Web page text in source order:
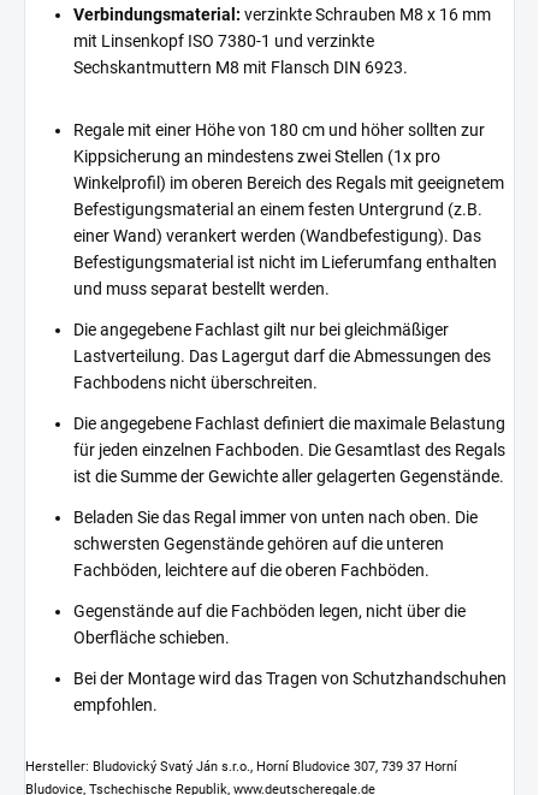
Verbindungsmaterial: verzinkte Schrauben M8 x 16 mm
mit Linsenkopf ISO 7380-1 und verzinkte
Sechskantmuttern M8 mit Flansch DIN 6923.
Regale mit einer Höhe von 180 cm und höher sollten zur
Kippsicherung an mindestens zwei Stellen (1x pro
Winkelprofil) im oberen Bereich des Regals mit geeignetem
Befestigungsmaterial an einem festen Untergrund (z.B.
einer Wand) verankert werden (Wandbefestigung). Das
Befestigungsmaterial ist nicht im Lieferumfang enthalten
und muss separat bestellt werden.
Die angegebene Fachlast gilt nur bei gleichmäßiger
Lastverteilung. Das Lagergut darf die Abmessungen des
Fachbodens nicht überschreiten.
Die angegebene Fachlast definiert die maximale Belastung
für jeden einzelnen Fachboden. Die Gesamtlast des Regals
ist die Summe der Gewichte aller gelagerten Gegenstände.
Beladen Sie das Regal immer von unten nach oben. Die
schwersten Gegenstände gehören auf die unteren
Fachböden, leichtere auf die oberen Fachböden.
Gegenstände auf die Fachböden legen, nicht über die
Oberfläche schieben.
Bei der Montage wird das Tragen von Schutzhandschuhen
empfohlen.
Hersteller: Bludovický Svatý Ján s.r.o., Horní Bludovice 307, 739 37 Horní
Bludovice, Tschechische Republik, www.deutscheregale.de